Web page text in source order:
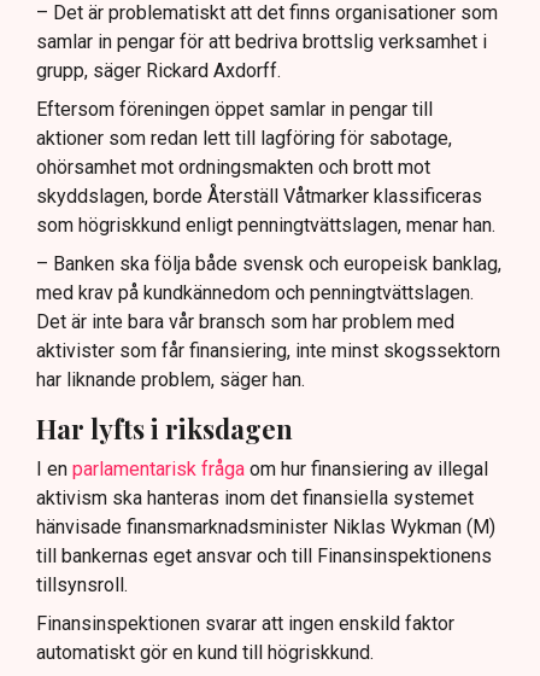
– Det är problematiskt att det finns organisationer som
samlar in pengar för att bedriva brottslig verksamhet i
grupp, säger Rickard Axdorff.
Eftersom föreningen öppet samlar in pengar till
aktioner som redan lett till lagföring för sabotage,
ohörsamhet mot ordningsmakten och brott mot
skyddslagen, borde Återställ Våtmarker klassificeras
som högriskkund enligt penningtvättslagen, menar han.
– Banken ska följa både svensk och europeisk banklag,
med krav på kundkännedom och penningtvättslagen.
Det är inte bara vår bransch som har problem med
aktivister som får finansiering, inte minst skogssektorn
har liknande problem, säger han.
Har lyfts i riksdagen
I en parlamentarisk fråga om hur finansiering av illegal
aktivism ska hanteras inom det finansiella systemet
hänvisade finansmarknadsminister Niklas Wykman (M)
till bankernas eget ansvar och till Finansinspektionens
tillsynsroll.
Finansinspektionen svarar att ingen enskild faktor
automatiskt gör en kund till högriskkund.